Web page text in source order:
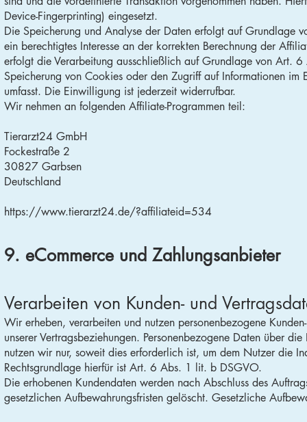
Device-Fingerprinting) eingesetzt.
Die Speicherung und Analyse der Daten erfolgt auf Grundlage
ein berechtigtes Interesse an der korrekten Berechnung der
erfolgt die Verarbeitung ausschließlich auf Grundlage von
Speicherung von Cookies oder den Zugriff auf Informationen
umfasst. Die Einwilligung ist jederzeit widerrufbar.
Wir nehmen an folgenden Affiliate-Programmen teil:
Tierarzt24 GmbH
Fockestraße 2
30827 Garbsen
Deutschland
https://www.tierarzt24.de/?affiliateid=534
9. eCommerce und Zahlungs­anbieter
Verarbeiten von Kunden- und
Wir erheben, verarbeiten und nutzen personenbezogene
unserer Vertragsbeziehungen. Personenbezogene Daten über
nutzen wir nur, soweit dies erforderlich ist, um dem Nutzer die
Rechtsgrundlage hierfür ist Art. 6 Abs. 1 lit. b DSGVO.
Die erhobenen Kundendaten werden nach Abschluss des
gesetzlichen Aufbewahrungsfristen gelöscht. Gesetzliche